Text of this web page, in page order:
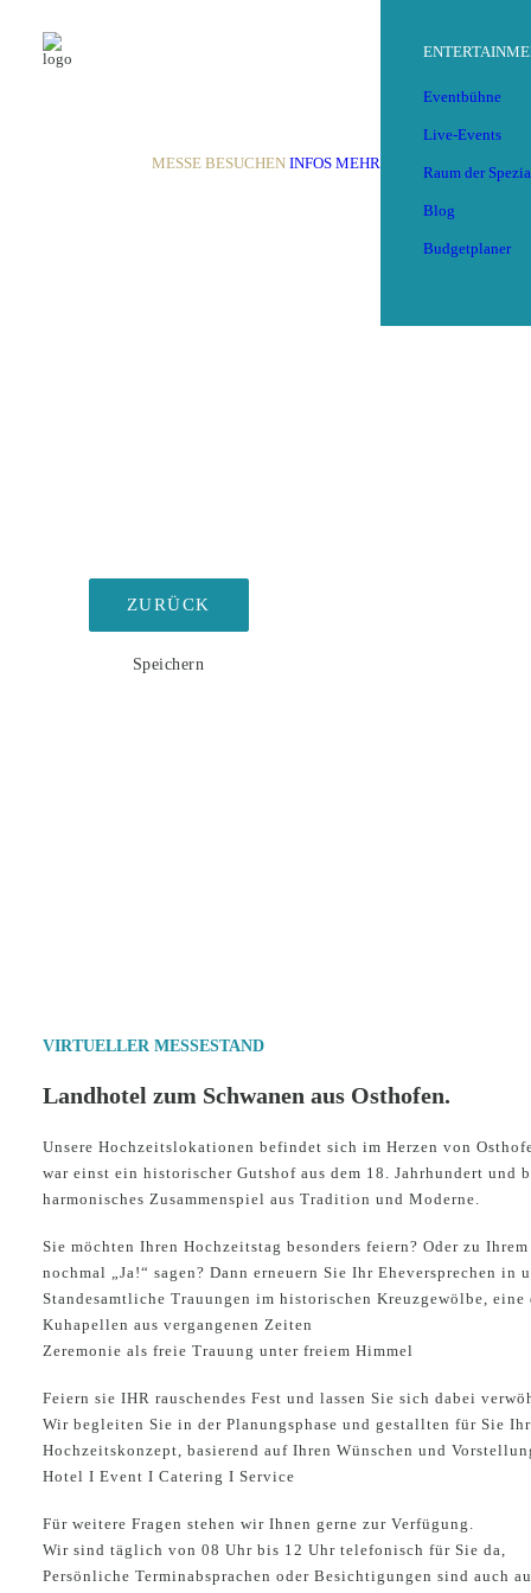
MESSE BESUCHEN INFOS MEHR
Eventbühne
Live-Events
Raum der
Blog
Budgetplaner
ZURÜCK
Speichern
VIRTUELLER MESSESTAND
Landhotel zum Schwanen aus Osthofen.
Unsere Hochzeitslokationen befindet sich im Herzen von
war einst ein historischer Gutshof aus dem 18. Jahrhundert und
harmonisches Zusammenspiel aus Tradition und Moderne.
Sie möchten Ihren Hochzeitstag besonders feiern? Oder zu
nochmal „Ja!“ sagen? Dann erneuern Sie Ihr Eheversprechen in
Standesamtliche Trauungen im historischen Kreuzgewölbe, eine
Kuhapellen aus vergangenen Zeiten
Zeremonie als freie Trauung unter freiem Himmel
Feiern sie IHR rauschendes Fest und lassen Sie sich dabei
Wir begleiten Sie in der Planungsphase und gestallten für Sie
Hochzeitskonzept, basierend auf Ihren Wünschen und
Hotel I Event I Catering I Service
Für weitere Fragen stehen wir Ihnen gerne zur Verfügung.
Wir sind täglich von 08 Uhr bis 12 Uhr telefonisch für Sie da,
Persönliche Terminabsprachen oder Besichtigungen sind auch